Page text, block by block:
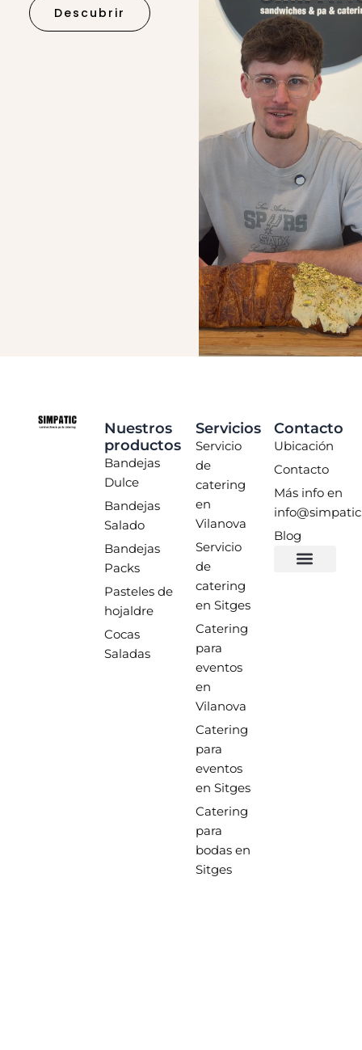
Descubrir
Nuestros
productos
Bandejas
Dulce
Bandejas
Salado
Bandejas
Packs
Pasteles de
hojaldre
Cocas
Saladas
Servicios
Servicio
de
catering
en
Vilanova
Servicio
de
catering
en Sitges
Catering
para
eventos
en
Vilanova
Catering
para
eventos
en Sitges
Catering
para
bodas en
Sitges
Contacto
Ubicación
Contacto
Más info en
Blog